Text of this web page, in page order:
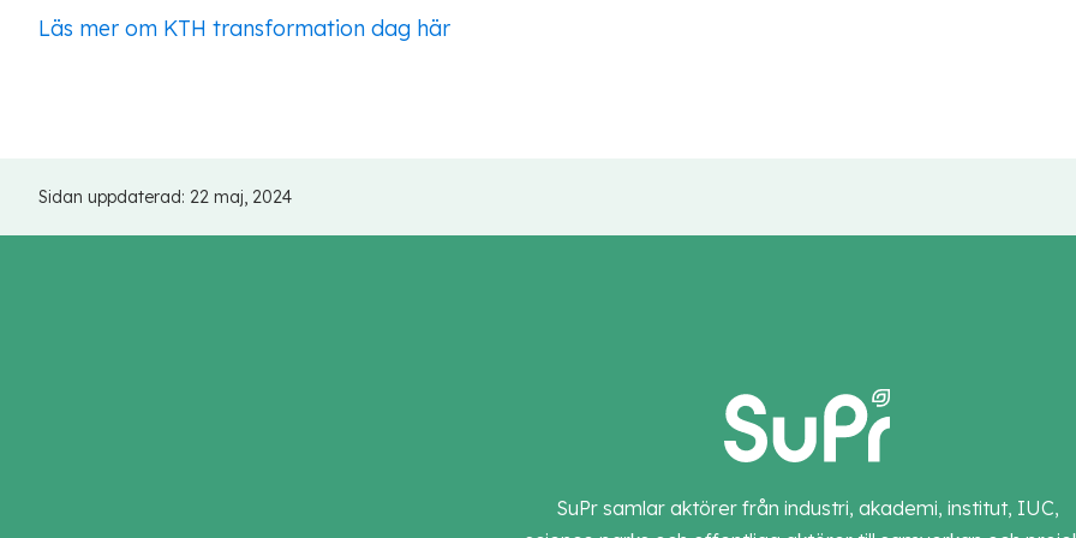
Läs mer om KTH transformation dag här
Sidan uppdaterad: 22 maj, 2024
SuPr samlar aktörer från industri, akademi, institut, IUC,